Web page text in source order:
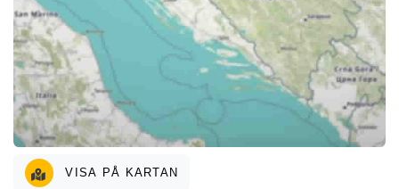
VISA PÅ KARTAN